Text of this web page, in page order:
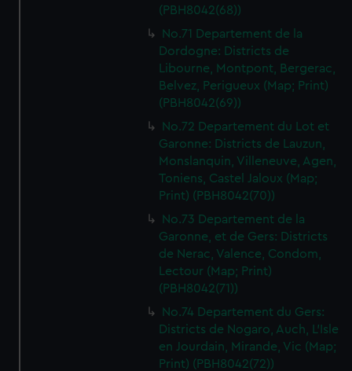
(PBH8042(68))
No.71 Departement de la
Dordogne: Districts de
Libourne, Montpont, Bergerac,
Belvez, Perigueux (Map; Print)
(PBH8042(69))
No.72 Departement du Lot et
Garonne: Districts de Lauzun,
Monslanquin, Villeneuve, Agen,
Toniens, Castel Jaloux (Map;
Print) (PBH8042(70))
No.73 Departement de la
Garonne, et de Gers: Districts
de Nerac, Valence, Condom,
Lectour (Map; Print)
(PBH8042(71))
No.74 Departement du Gers:
Districts de Nogaro, Auch, L'Isle
en Jourdain, Mirande, Vic (Map;
Print) (PBH8042(72))